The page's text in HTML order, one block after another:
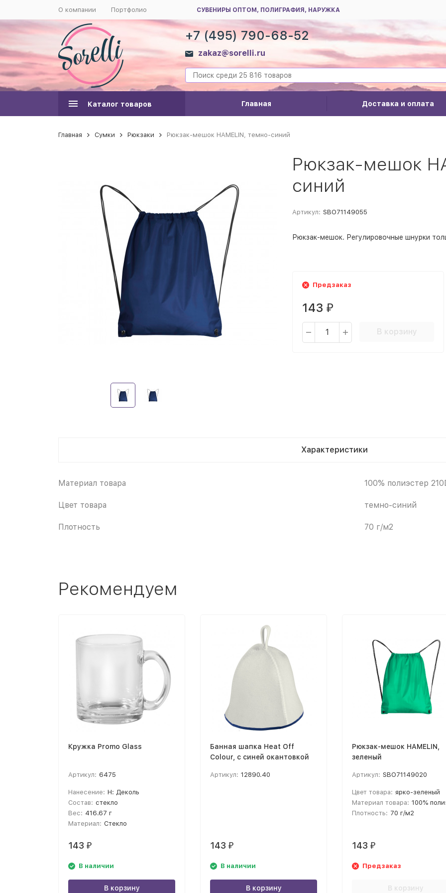
О компании Портфолио СУВЕНИРЫ ОПТОМ, ПОЛИГРАФИЯ, НАРУЖКА
+7 (495) 790-68-52
zakaz@sorelli.ru
Каталог товаров Главная Доставка и оплата
Главная Сумки Рюкзаки Рюкзак-мешок HAMELIN, темно-синий
Рюкзак-мешок
синий
Артикул: SBO71149055
Рюкзак-мешок. Регулировочные шнурки
Предзаказ
143 ₽
В корзину
Характеристики
Материал товара 100% полиэстер
Цвет товара темно-синий
Плотность 70 г/м2
Рекомендуем
Кружка Promo Glass
Артикул: 6475
Нанесение: H: Деколь
Состав: стекло
Вес: 416.67 г
Материал: Стекло
143 ₽
В наличии
В корзину
Банная шапка Heat Off
Colour, с синей окантовкой
Артикул: 12890.40
143 ₽
В наличии
В корзину
Рюкзак-мешок HAMELIN,
зеленый
Артикул: SBO71149020
Цвет товара: ярко-зеленый
Материал товара: 100% полиэстер
Плотность: 70 г/м2
143 ₽
Предзаказ
В корзину